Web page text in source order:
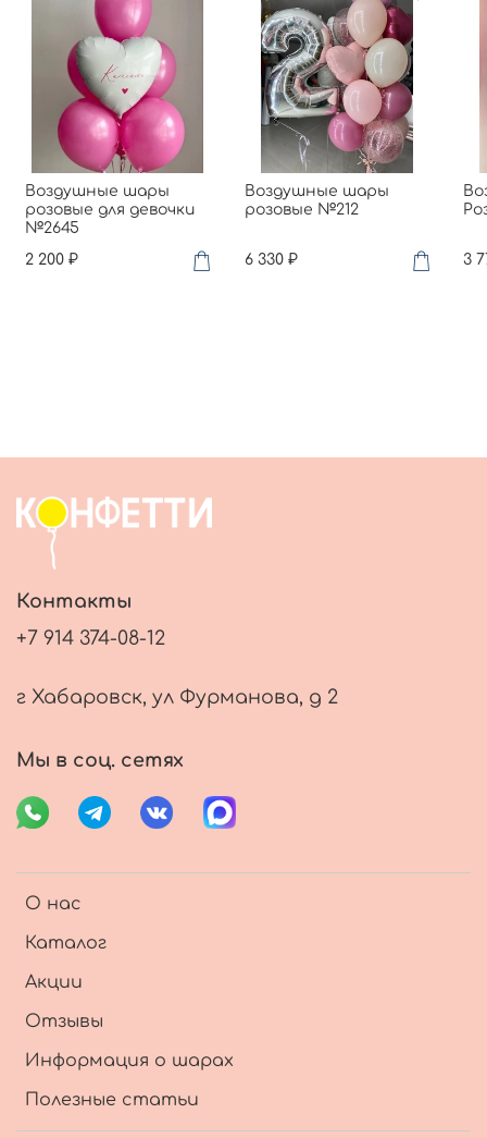
Воздушные шары
розовые для девочки
№2645
2 200 ₽
Воздушные шары
розовые №212
6 330 ₽ 3
О нас
Каталог
Акции
Отзывы
Информация о шарах
Полезные статьи
Контакты
+7 914 374-08-12
г Хабаровск, ул Фурманова, д 2
Мы в соц. сетях